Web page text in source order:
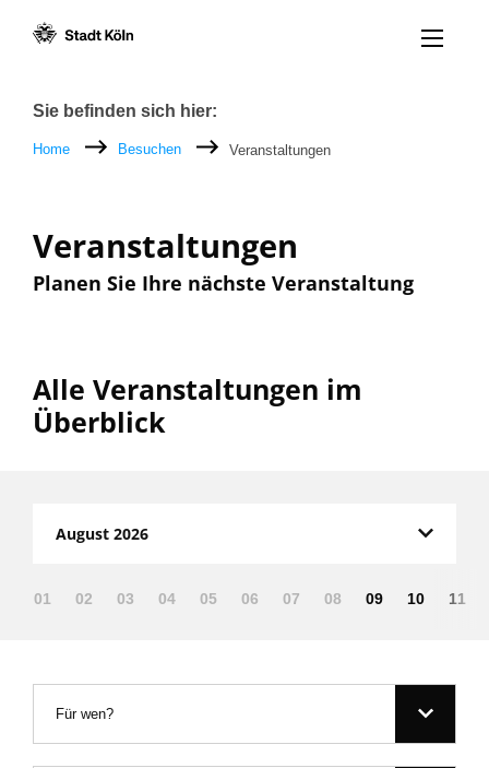
Menü
Breadcrumb
Sie befinden sich hier:
Home Besuchen Veranstaltungen
Veranstaltungen
Planen Sie Ihre nächste Veranstaltung
Alle Veranstaltungen im
Überblick
August 2026
01 02 03 04 05 06 07 08 09 10 11
Für wen?